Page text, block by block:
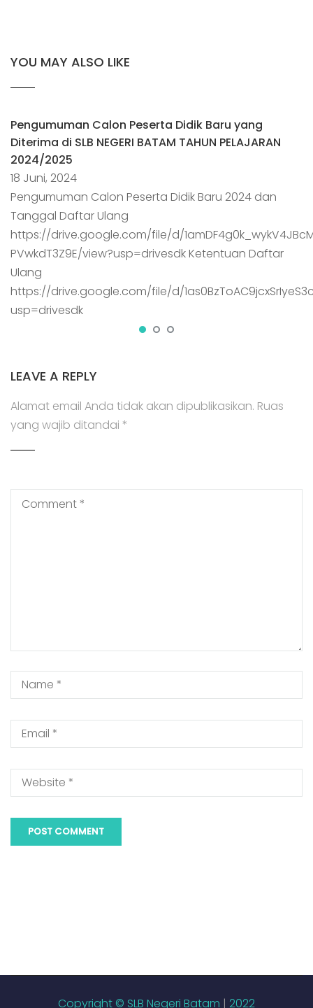
YOU MAY ALSO LIKE
Pengumuman Calon Peserta Didik Baru yang
Diterima di SLB NEGERI BATAM TAHUN PELAJARAN
2024/2025
18 Juni, 2024
Pengumuman Calon Peserta Didik Baru 2024 dan
Tanggal Daftar Ulang
https://drive.google.com/file/d/
PVwkdT3Z9E/view?usp=drivesdk Ketentuan Daftar
Ulang
https://drive.google.com/file/d/
usp=drivesdk
LEAVE A REPLY
Alamat email Anda tidak akan dipublikasikan. Ruas
yang wajib ditandai *
Copyright © SLB Negeri Batam | 2022